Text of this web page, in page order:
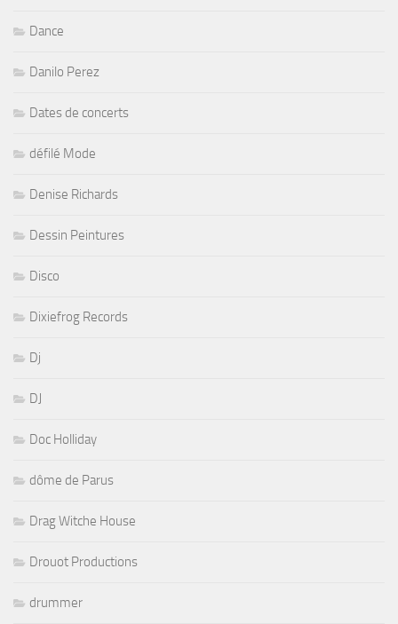
Dance
Danilo Perez
Dates de concerts
défilé Mode
Denise Richards
Dessin Peintures
Disco
Dixiefrog Records
Dj
DJ
Doc Holliday
dôme de Parus
Drag Witche House
Drouot Productions
drummer